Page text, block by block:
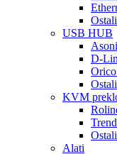
USB HUB
D-
KVM
Alati